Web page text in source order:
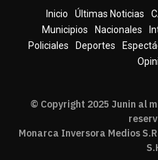
Inicio Últimas Noticias
Municipios
Nacionales
Policiales
Deportes
© Copyright 2025 Junin al
Monarca Inversora Medios